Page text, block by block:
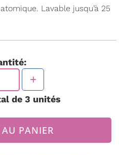
Lavable jusqu’à 25
de 3 unités
AU PANIER